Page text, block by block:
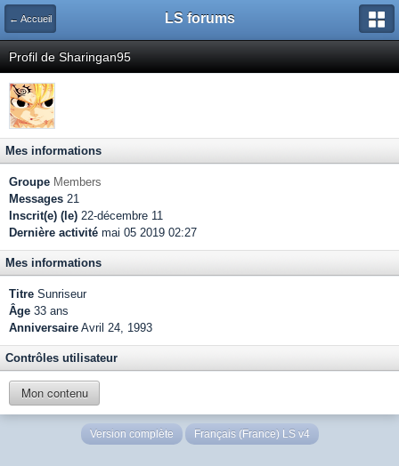
← Accueil LS forums
Profil de Sharingan95
Mes informations
Groupe Members
Messages 21
Inscrit(e) (le) 22-décembre 11
Dernière activité mai 05 2019 02:27
Mes informations
Titre Sunriseur
Âge 33 ans
Anniversaire Avril 24, 1993
Contrôles utilisateur
Mon contenu
Version complète Français (France) LS v4